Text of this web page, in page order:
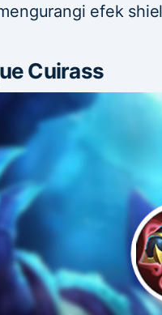
efek
Cuirass